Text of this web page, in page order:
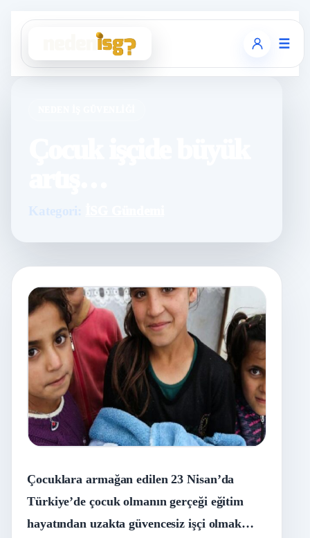
☰
Kategori:
Çocuklara armağan edilen 23 Nisan’da
Türkiye’de çocuk olmanın gerçeği eğitim
hayatından uzakta güvencesiz işçi olmak…